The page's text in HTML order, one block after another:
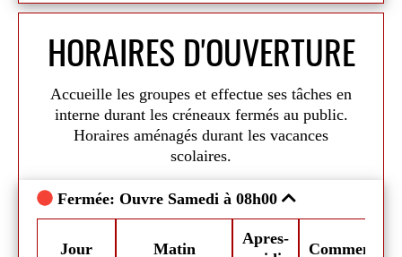
- dans nom :renseigner votre identifiant
- dans mot de passe : votre mot de passe(votre
identifiant et mot de passe sont fournis par la
Validez.
Vous êtes maintenant sur le portail de la
médiathèque ! Vous pouvez consulter le catalogue
en ligne, faire des réservations, des suggestions
d'achats, nous faire part de vos coups de coeur,
consulter les animations ...
HORAIRES D'OUVERTURE
Accueille les groupes et effectue ses tâches en
interne durant les créneaux fermés au public.
Horaires aménagés durant les vacances
scolaires.
Fermée: Ouvre Samedi à 08h00
Jour Matin
Apres-